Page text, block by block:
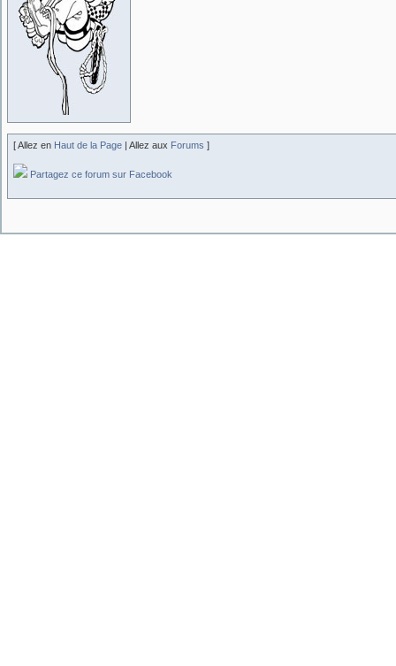
[ Allez en Haut de la Page | Allez aux Forums ]
Partagez ce forum sur Facebook